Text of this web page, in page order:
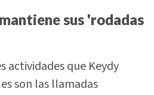
sus 'rodadas
actividades que Keydy
son las llamadas